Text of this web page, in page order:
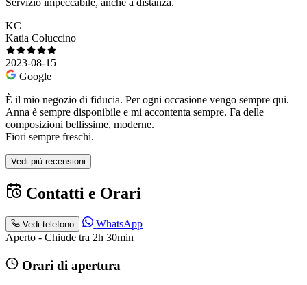
Servizio impeccabile, anche a distanza.
KC
Katia Coluccino
2023-08-15
Google
È il mio negozio di fiducia. Per ogni occasione vengo sempre qui.
Anna è sempre disponibile e mi accontenta sempre. Fa delle
composizioni bellissime, moderne.
Fiori sempre freschi.
Vedi più recensioni
Contatti e Orari
Vedi telefono
WhatsApp
Aperto - Chiude tra 2h 30min
Orari di apertura